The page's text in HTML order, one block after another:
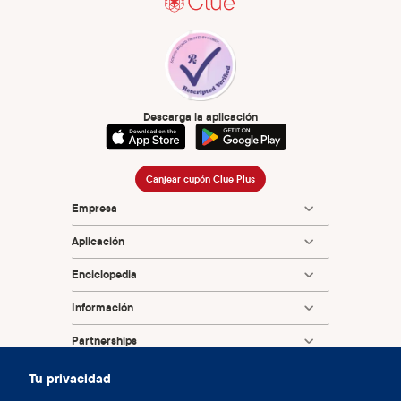
Tu privacidad
hormonal contraceptives for contraception. Cochrane
Database Syst Rev. 2014 Jul 29;2014(7):CD004695. doi:
10.1002/14651858.CD004695.pub3. PMID: 25072731;
Wiederhold BK. Femtech: digital help for women's health
care across the life span. Cyberpsychology, Behavior, and
Social Networking. 2021 Nov 1;24(11):697-8.
Descarga la aplicación
Canjear cupón Clue Plus
Empresa
Aplicación
Enciclopedia
Información
Partnerships